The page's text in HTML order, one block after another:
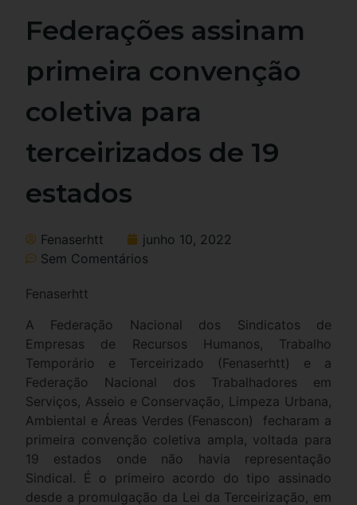
Federações assinam
primeira convenção
coletiva para
terceirizados de 19
estados
Fenaserhtt
junho 10, 2022
Sem Comentários
Fenaserhtt
A Federação Nacional dos Sindicatos de
Empresas de Recursos Humanos, Trabalho
Temporário e Terceirizado (Fenaserhtt) e a
Federação Nacional dos Trabalhadores em
Serviços, Asseio e Conservação, Limpeza Urbana,
Ambiental e Áreas Verdes (Fenascon) fecharam a
primeira convenção coletiva ampla, voltada para
19 estados onde não havia representação
Sindical. É o primeiro acordo do tipo assinado
desde a promulgação da Lei da Terceirização, em